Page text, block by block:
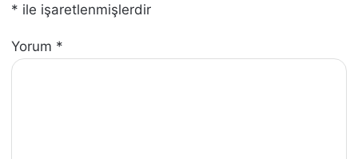
* ile işaretlenmişlerdir
Yorum *